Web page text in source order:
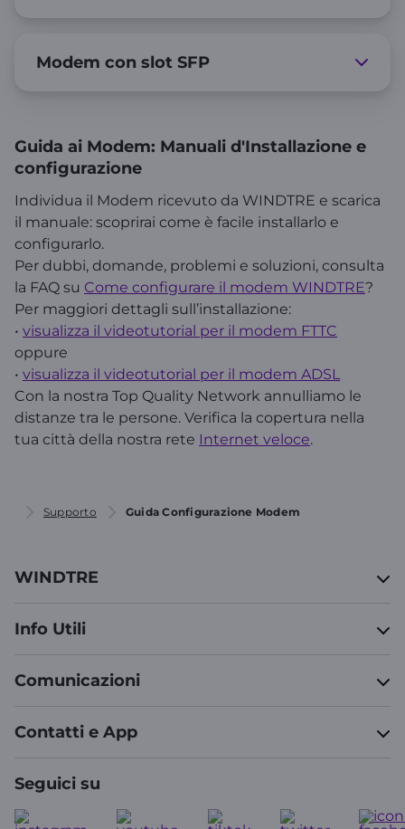
Modem con slot SFP
Guida ai Modem: Manuali d'Installazione e
configurazione
Individua il Modem ricevuto da WINDTRE e scarica
il manuale: scoprirai come è facile installarlo e
configurarlo.
Per dubbi, domande, problemi e soluzioni, consulta
la FAQ su Come configurare il modem WINDTRE?
Per maggiori dettagli sull’installazione:
• visualizza il videotutorial per il modem FTTC
oppure
• visualizza il videotutorial per il modem ADSL
Con la nostra Top Quality Network annulliamo le
distanze tra le persone. Verifica la copertura nella
tua città della nostra rete Internet veloce.
Supporto Guida Configurazione Modem
WINDTRE
Info Utili
Comunicazioni
Contatti e App
Seguici su